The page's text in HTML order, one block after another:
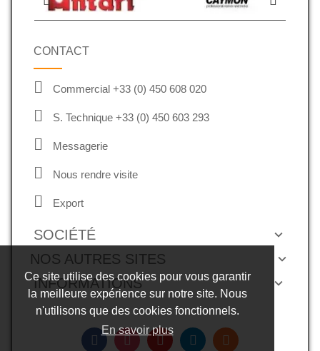
Ce site utilise des cookies pour vous garantir
la meilleure expérience sur notre site. Nous
n'utilisons que des cookies fonctionnels.
En savoir plus
CONTACT
Commercial +33 (0) 450 608 020
S. Technique +33 (0) 450 603 293
Messagerie
Nous rendre visite
Export
SOCIÉTÉ
NOS AUTRES SITES
INFORMATIONS